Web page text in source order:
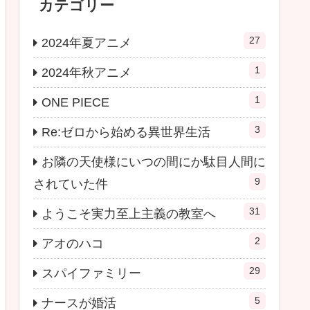
カテゴリー
2024年夏アニメ 27
2024年秋アニメ 1
ONE PIECE 1
Re:ゼロから始める異世界生活 3
お隣の天使様にいつの間にか駄目人間に
されていた件
9
ようこそ実力至上主義の教室へ 31
アオのハコ 2
スパイファミリー 29
ナースが婚活 5